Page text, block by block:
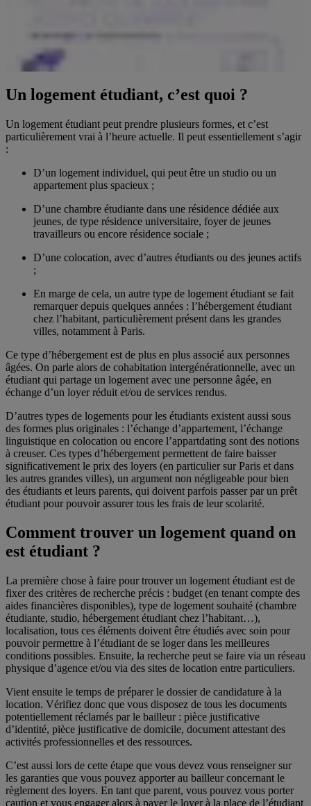
Un logement étudiant, c’est quoi ?
Un logement étudiant peut prendre plusieurs formes, et c’est
particulièrement vrai à l’heure actuelle. Il peut essentiellement s’agir
:
D’un logement individuel, qui peut être un studio ou un
appartement plus spacieux ;
D’une chambre étudiante dans une résidence dédiée aux
jeunes, de type résidence universitaire, foyer de jeunes
travailleurs ou encore résidence sociale ;
D’une colocation, avec d’autres étudiants ou des jeunes actifs
;
En marge de cela, un autre type de logement étudiant se fait
remarquer depuis quelques années : l’hébergement étudiant
chez l’habitant, particulièrement présent dans les grandes
villes, notamment à Paris.
Ce type d’hébergement est de plus en plus associé aux personnes
âgées. On parle alors de cohabitation intergénérationnelle, avec un
étudiant qui partage un logement avec une personne âgée, en
échange d’un loyer réduit et/ou de services rendus.
D’autres types de logements pour les étudiants existent aussi sous
des formes plus originales : l’échange d’appartement, l’échange
linguistique en colocation ou encore l’appartdating sont des notions
à creuser. Ces types d’hébergement permettent de faire baisser
significativement le prix des loyers (en particulier sur Paris et dans
les autres grandes villes), un argument non négligeable pour bien
des étudiants et leurs parents, qui doivent parfois passer par un prêt
étudiant pour pouvoir assurer tous les frais de leur scolarité.
Comment trouver un logement quand on
est étudiant ?
La première chose à faire pour trouver un logement étudiant est de
fixer des critères de recherche précis : budget (en tenant compte des
aides financières disponibles), type de logement souhaité (chambre
étudiante, studio, hébergement étudiant chez l’habitant…),
localisation, tous ces éléments doivent être étudiés avec soin pour
pouvoir permettre à l’étudiant de se loger dans les meilleures
conditions possibles. Ensuite, la recherche peut se faire via un réseau
physique d’agence et/ou via des sites de location entre particuliers.
Vient ensuite le temps de préparer le dossier de candidature à la
location. Vérifiez donc que vous disposez de tous les documents
potentiellement réclamés par le bailleur : pièce justificative
d’identité, pièce justificative de domicile, document attestant des
activités professionnelles et des ressources.
C’est aussi lors de cette étape que vous devez vous renseigner sur
les garanties que vous pouvez apporter au bailleur concernant le
règlement des loyers. En tant que parent, vous pouvez vous porter
caution et vous engager alors à payer le loyer à la place de l’étudiant